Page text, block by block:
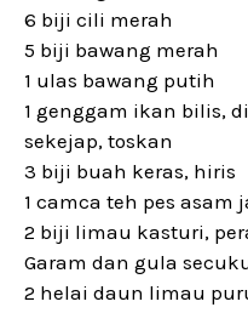
6 biji cili merah
5 biji bawang merah
1 ulas bawang putih
1 genggam ikan bilis,
sekejap, toskan
3 biji buah keras, hiris
1 camca teh pes asam
2 biji limau kasturi,
Garam dan gula
2 helai daun limau